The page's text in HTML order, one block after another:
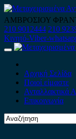
Skip
to
content
ΑΜΒΡΟΣΙΟΥ
210 9012444 210
Κινητό-Viber-
Primary
Αρχική Σελίδα
Ποιοί είμαστε
Ανταλλακτικά
Επικοινωνία